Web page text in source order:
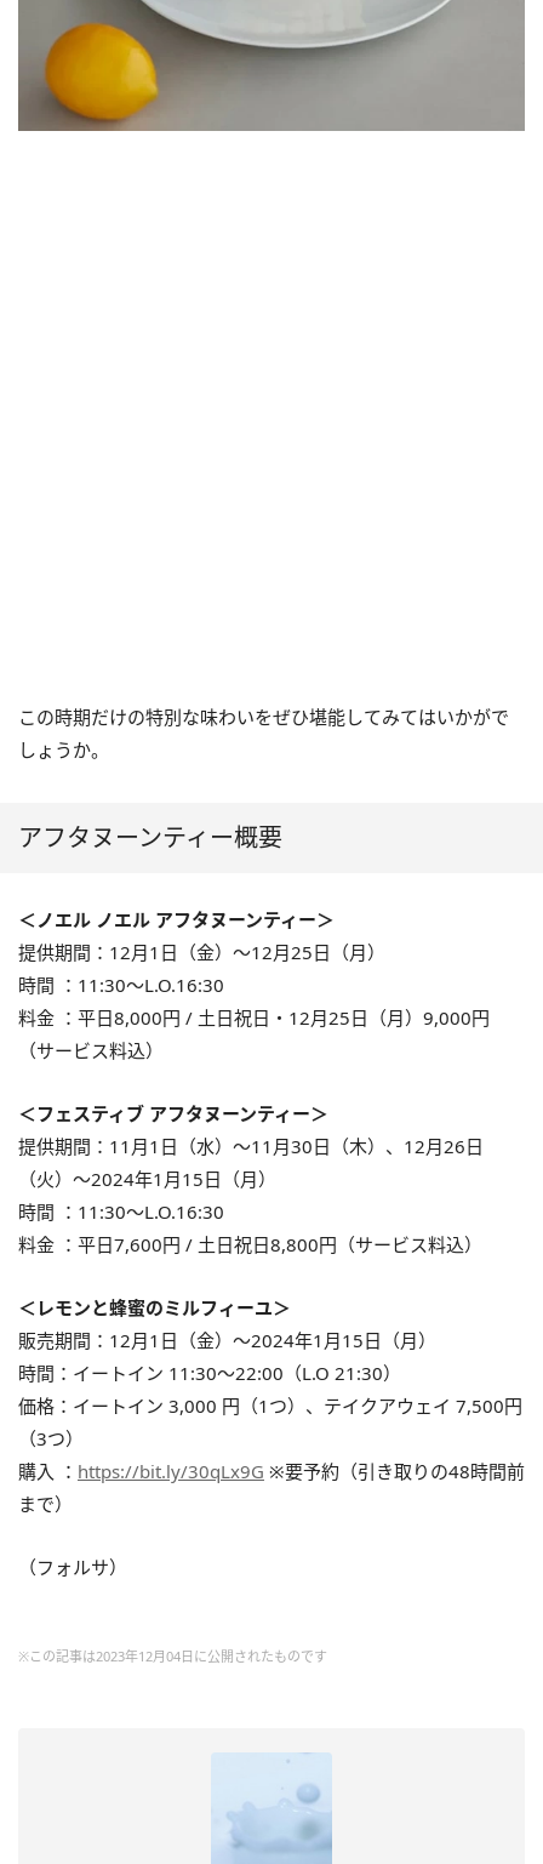
この時期だけの特別な味わいをぜひ堪能してみてはいかがで
しょうか。
アフタヌーンティー概要
＜ノエル ノエル アフタヌーンティー＞
提供期間：12月1日（金）～12月25日（月）
時間 ：11:30～L.O.16:30
料金 ：平日8,000円 / 土日祝日・12月25日（月）9,000円
（サービス料込）
＜フェスティブ アフタヌーンティー＞
提供期間：11月1日（水）～11月30日（木）、12月26日
（火）～2024年1月15日（月）
時間 ：11:30～L.O.16:30
料金 ：平日7,600円 / 土日祝日8,800円（サービス料込）
＜レモンと蜂蜜のミルフィーユ＞
販売期間：12月1日（金）～2024年1月15日（月）
時間：イートイン 11:30～22:00（L.O 21:30）
価格：イートイン 3,000 円（1つ）、テイクアウェイ 7,500円
（3つ）
購入 ： https://bit.ly/30qLx9G ※要予約（引き取りの48時間前
まで）
（フォルサ）
※この記事は2023年12月04日に公開されたものです